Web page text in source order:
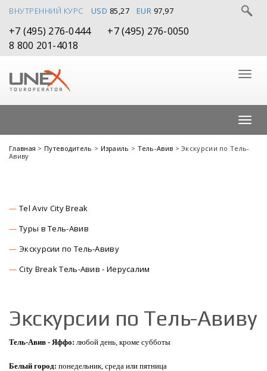
ВНУТРЕННИЙ КУРС USD 85,27 EUR 97,97
+7 (495) 276-0444
+7 (495) 276-0050
8 800 201-4018
Главная > Путеводитель > Израиль > Тель-Авив > Экскурсии по Тель-
Авиву
Tel Aviv City Break
Туры в Тель-Авив
Экскурсии по Тель-Авиву
City Break Тель-Авив - Иерусалим
Экскурсии по Тель-Авиву
Тель-Авив - Яффо: любой день, кроме субботы
Белый город: понедельник, среда или пятница